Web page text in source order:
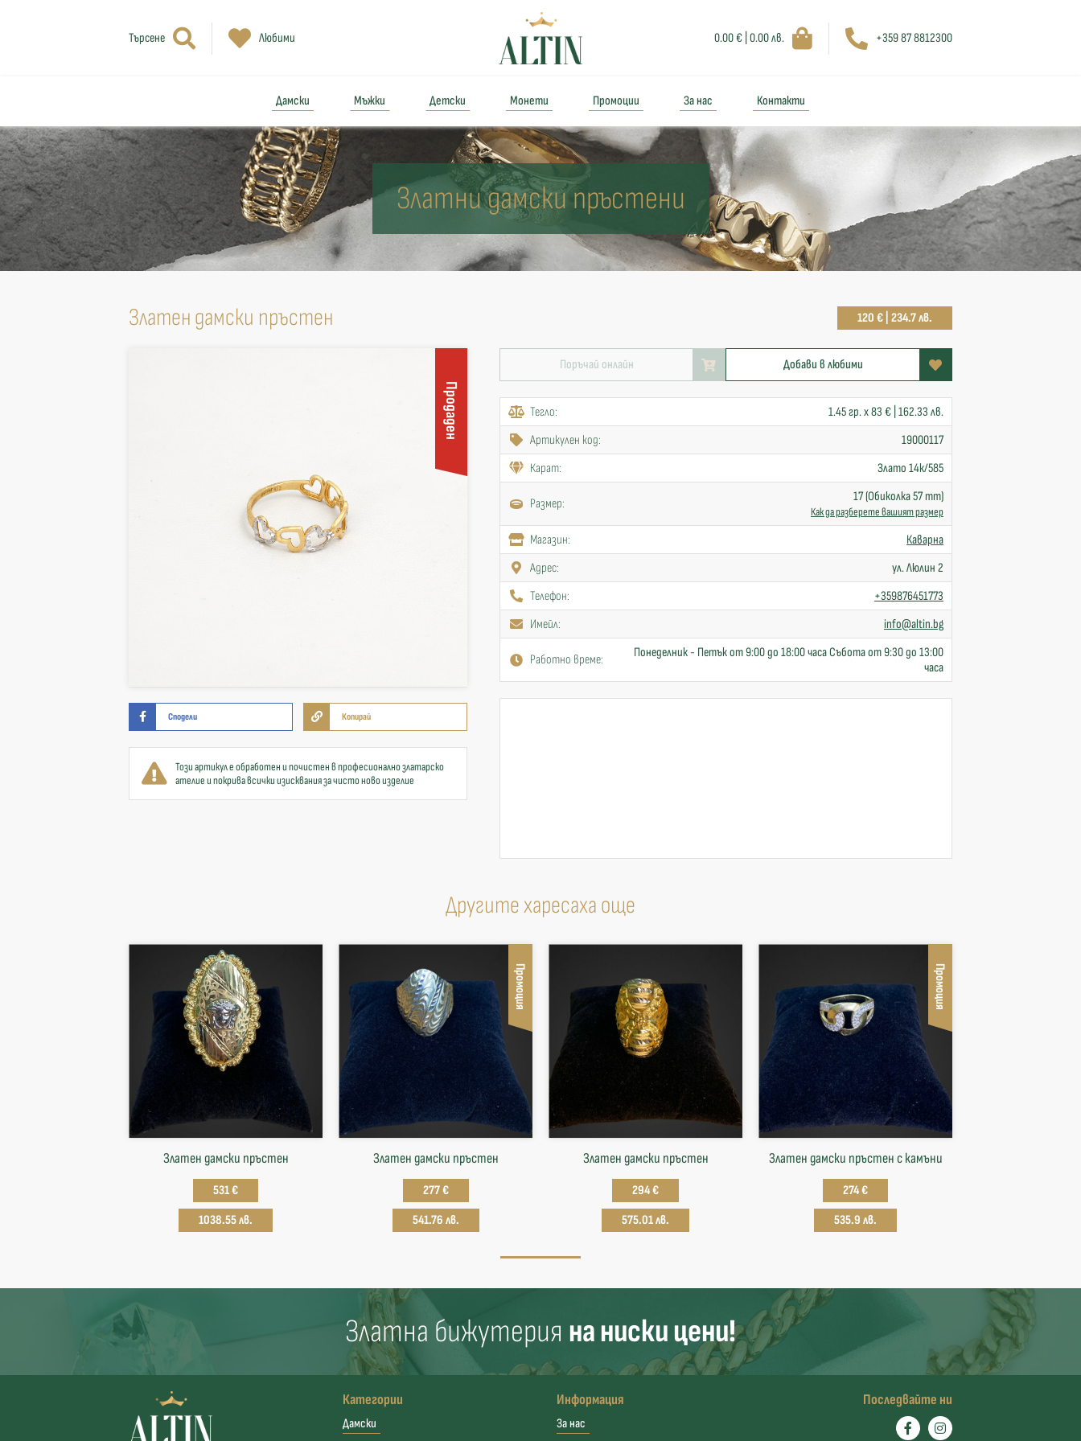
Търсене Любими 0.00 € | 0.00 лв. +359 87 8812300
Дамски Мъжки Детски Монети Промоции За нас Контакти
Златни дамски пръстени
Златен дамски пръстен 120 € | 234.7 лв.
Продаден
Сподели Копирай
Този артикул е обработен и почистен в професионално златарско
ателие и покрива всички изисквания за чисто ново изделие
Поръчай онлайн Добави в любими
Тегло:
1.45 гр. x 83 € | 162.33 лв.
Артикулен код:
19000117
Карат:
Злато 14к/585
Размер: 17 (Обиколка 57 mm)
Как да разберете вашият размер
Mагазин:
Каварна
Адрес:
ул. Люлин 2
Телефон:
+359876451773
Имейл:
info@altin.bg
Работно време:
Понеделник - Петък от 9:00 до 18:00 часа Събота от 9:30 до 13:00
часа
Другите харесаха още
Златен дамски пръстен
531 €
1038.55 лв.
Промоция
Златен дамски пръстен
277 €
541.76 лв.
Златен дамски пръстен
294 €
575.01 лв.
Промоция
Златен дамски пръстен с камъни
274 €
535.9 лв.
Златна бижутерия на ниски цени!
Категории
Дамски
Информация
За нас
Последвайте ни